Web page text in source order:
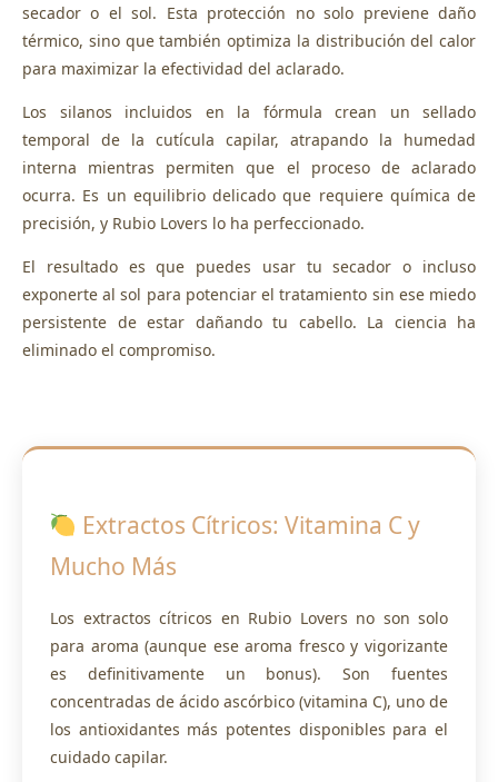
secador o el sol. Esta protección no solo previene daño
térmico, sino que también optimiza la distribución del calor
para maximizar la efectividad del aclarado.
Los silanos incluidos en la fórmula crean un sellado
temporal de la cutícula capilar, atrapando la humedad
interna mientras permiten que el proceso de aclarado
ocurra. Es un equilibrio delicado que requiere química de
precisión, y Rubio Lovers lo ha perfeccionado.
El resultado es que puedes usar tu secador o incluso
exponerte al sol para potenciar el tratamiento sin ese miedo
persistente de estar dañando tu cabello. La ciencia ha
eliminado el compromiso.
Extractos Cítricos: Vitamina C y
Mucho Más
Los extractos cítricos en Rubio Lovers no son solo
para aroma (aunque ese aroma fresco y vigorizante
es definitivamente un bonus). Son fuentes
concentradas de ácido ascórbico (vitamina C), uno de
los antioxidantes más potentes disponibles para el
cuidado capilar.